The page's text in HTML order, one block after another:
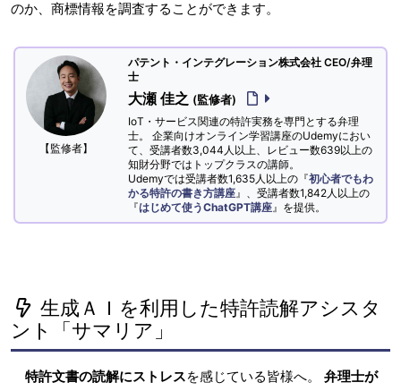
のか、商標情報を調査することができます。
【監修者】
パテント・インテグレーション株式会社 CEO/弁理
士
大瀬 佳之 (監修者)
IoT・サービス関連の特許実務を専門とする弁理
士。 企業向けオンライン学習講座のUdemyにおい
て、受講者数3,044人以上、レビュー数639以上の
知財分野ではトップクラスの講師。
Udemyでは受講者数1,635人以上の『初心者でもわ
かる特許の書き方講座 』、受講者数1,842人以上の
『はじめて使うChatGPT講座 』を提供。
生成ＡＩを利用した特許読解アシスタ
ント「サマリア」
特許文書の読解にストレスを感じている皆様へ。 弁理士が